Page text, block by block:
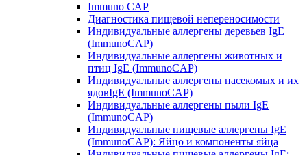
Immuno CAP
Диагностика пищевой непереносимости
Индивидуальные аллергены деревьев IgE
(ImmunoCAP)
Индивидуальные аллергены животных и
птиц IgE (ImmunoCAP)
Индивидуальные аллергены насекомых и их
ядовIgE (ImmunoCAP)
Индивидуальные аллергены пыли IgE
(ImmunoCAP)
Индивидуальные пищевые аллергены IgE
(ImmunoCAP): Яйцо и компоненты яйца